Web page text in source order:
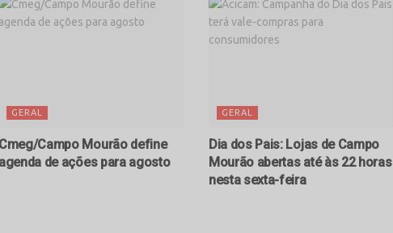
GERAL
Cmeg/Campo Mourão define
agenda de ações para agosto
GERAL
Dia dos Pais: Lojas de Campo
Mourão abertas até às 22 horas
nesta sexta-feira